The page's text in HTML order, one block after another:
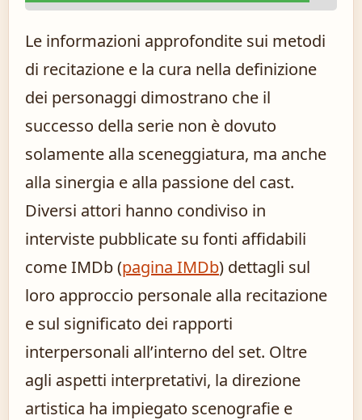
Le informazioni approfondite sui metodi
di recitazione e la cura nella definizione
dei personaggi dimostrano che il
successo della serie non è dovuto
solamente alla sceneggiatura, ma anche
alla sinergia e alla passione del cast.
Diversi attori hanno condiviso in
interviste pubblicate su fonti affidabili
come IMDb (pagina IMDb) dettagli sul
loro approccio personale alla recitazione
e sul significato dei rapporti
interpersonali all’interno del set. Oltre
agli aspetti interpretativi, la direzione
artistica ha impiegato scenografie e